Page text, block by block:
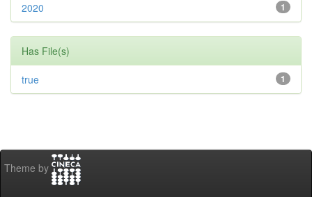
1
2020
Has File(s)
1
true
Theme by